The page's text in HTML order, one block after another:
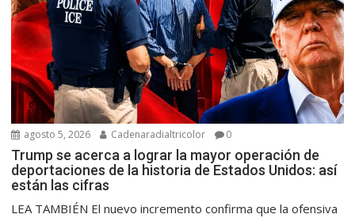
agosto 5, 2026 Cadenaradialtricolor 0
Trump se acerca a lograr la mayor operación de
deportaciones de la historia de Estados Unidos: así
están las cifras
LEA TAMBIÉN El nuevo incremento confirma que la ofensiva